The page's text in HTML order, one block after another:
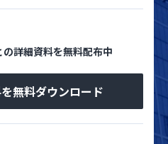
詳細資料を無料配布中
無料ダウンロード